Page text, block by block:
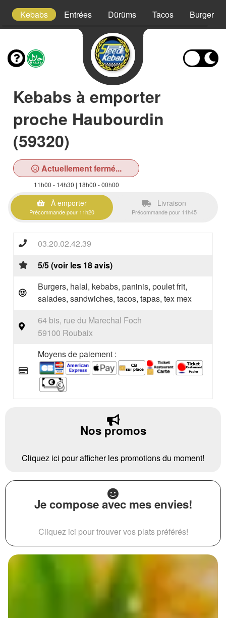
Kebabs Entrées Dürüms Tacos Burgers
Kebabs à emporter
proche Haubourdin
(59320)
Actuellement fermé...
11h00 - 14h30 | 18h00 - 00h00
À emporter
Précommande pour 11h20
Livraison
Précommande pour 11h45
03.20.02.42.39
5/5 (voir les 18 avis)
Burgers, halal, kebabs, paninis, poulet frit,
salades, sandwiches, tacos, tapas, tex mex
64 bis, rue du Marechal Foch
59100 Roubaix
Moyens de paiement :
Nos promos
Cliquez ici pour afficher les promotions du moment!
Je compose avec mes envies!
Cliquez ici pour trouver vos plats préférés!